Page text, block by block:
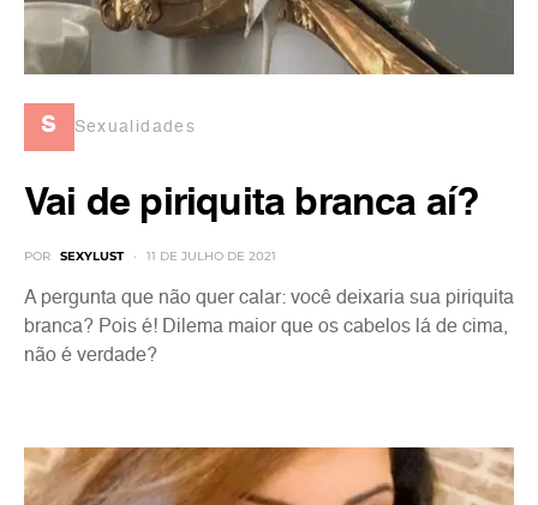
s Sexualidades
Vai de piriquita branca aí?
POR SEXYLUST 11 DE JULHO DE 2021
A pergunta que não quer calar: você deixaria sua piriquita
branca? Pois é! Dilema maior que os cabelos lá de cima,
não é verdade?